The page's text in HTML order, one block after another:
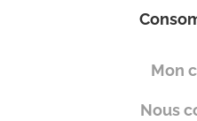
Mon
Nous